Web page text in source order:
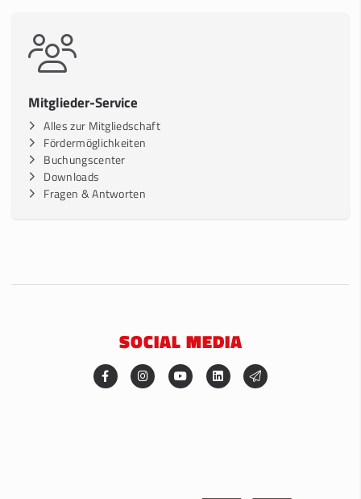
Mitglieder-Service
Alles zur Mitgliedschaft
Fördermöglichkeiten
Buchungscenter
Downloads
Fragen & Antworten
SOCIAL MEDIA